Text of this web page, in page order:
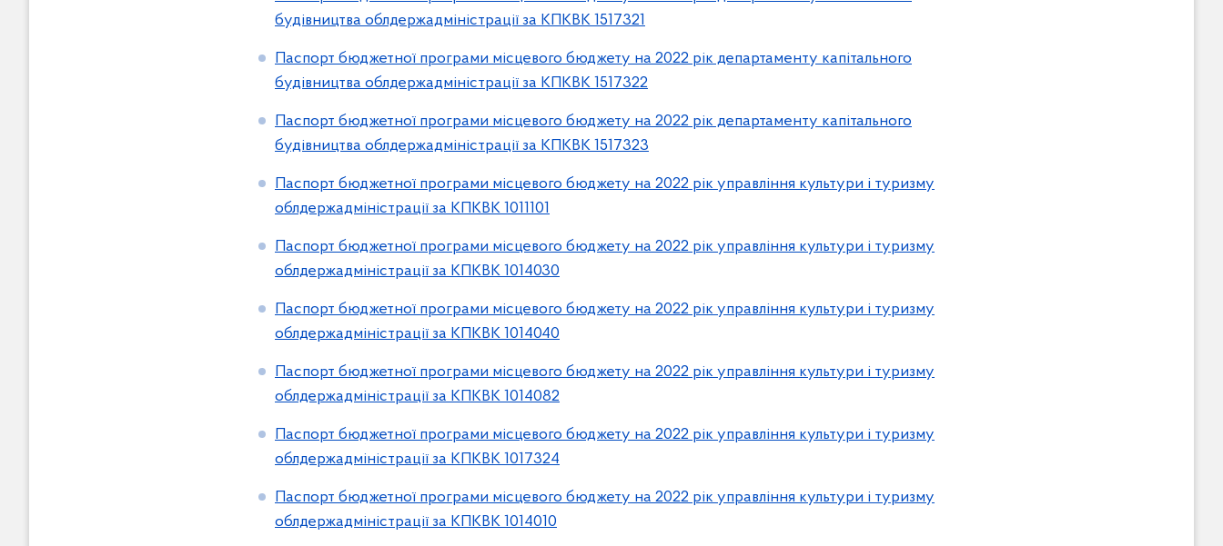
будівництва облдержадміністрації за КПКВК 1517321
Паспорт бюджетної програми місцевого бюджету на 2022 рік департаменту капітального
будівництва облдержадміністрації за КПКВК 1517322
Паспорт бюджетної програми місцевого бюджету на 2022 рік департаменту капітального
будівництва облдержадміністрації за КПКВК 1517323
Паспорт бюджетної програми місцевого бюджету на 2022 рік управління культури і туризму
облдержадміністрації за КПКВК 1011101
Паспорт бюджетної програми місцевого бюджету на 2022 рік управління культури і туризму
облдержадміністрації за КПКВК 1014030
Паспорт бюджетної програми місцевого бюджету на 2022 рік управління культури і туризму
облдержадміністрації за КПКВК 1014040
Паспорт бюджетної програми місцевого бюджету на 2022 рік управління культури і туризму
облдержадміністрації за КПКВК 1014082
Паспорт бюджетної програми місцевого бюджету на 2022 рік управління культури і туризму
облдержадміністрації за КПКВК 1017324
Паспорт бюджетної програми місцевого бюджету на 2022 рік управління культури і туризму
облдержадміністрації за КПКВК 1014010